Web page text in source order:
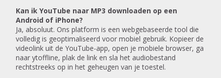
Kan ik YouTube naar MP3 downloaden op een
Android of iPhone?
Ja, absoluut. Ons platform is een webgebaseerde tool die
volledig is geoptimaliseerd voor mobiel gebruik. Kopieer de
videolink uit de YouTube-app, open je mobiele browser, ga
naar ytoffline, plak de link en sla het audiobestand
rechtstreeks op in het geheugen van je toestel.